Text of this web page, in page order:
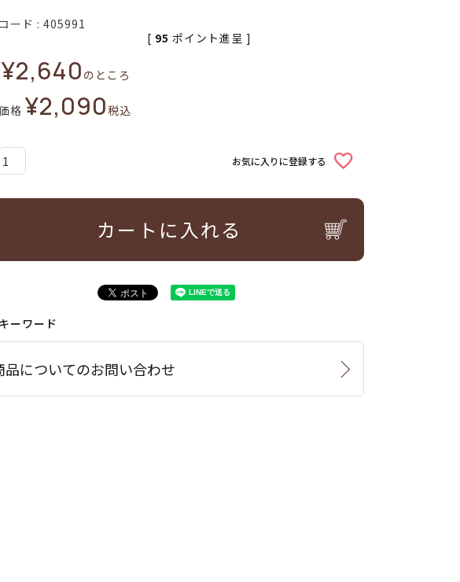
ード 405991
¥2,640 のところ
格 ¥2,090税込
[ 95 ポイント進呈 ]
お気に入りに登録する
カートに入れる
ーワード
品についてのお問い合わせ